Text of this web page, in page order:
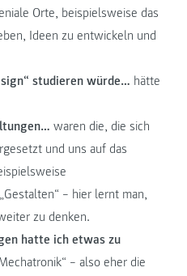
Orte, beispielsweise das
Ideen zu entwickeln und
studieren würde… hätte
waren die, die sich
und uns auf das
– hier lernt man,
zu denken.
hatte ich etwas zu
– also eher die